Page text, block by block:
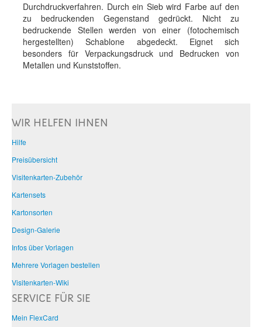
Durchdruckverfahren. Durch ein Sieb wird Farbe auf den
zu bedruckenden Gegenstand gedrückt. Nicht zu
bedruckende Stellen werden von einer (fotochemisch
hergestellten) Schablone abgedeckt. Eignet sich
besonders für Verpackungsdruck und Bedrucken von
Metallen und Kunststoffen.
WIR HELFEN IHNEN
Hilfe
Preisübersicht
Visitenkarten-Zubehör
Kartensets
Kartonsorten
Design-Galerie
Infos über Vorlagen
Mehrere Vorlagen bestellen
Visitenkarten-Wiki
SERVICE FÜR SIE
Mein FlexCard